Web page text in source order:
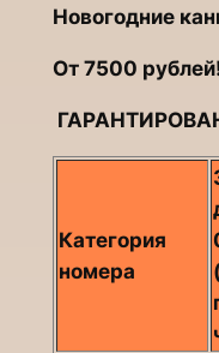
Новогодние
От 7500
Категория
номера